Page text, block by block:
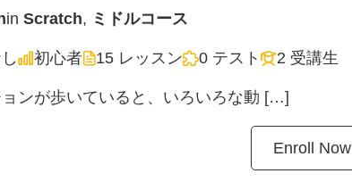
in Scratch, ミドルコース
初心者 15 レッスン 0 テスト 2 受講生
ョンが歩いていると、いろいろな動 […]
Enroll Now